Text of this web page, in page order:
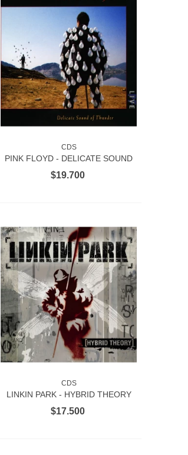
AÑADIR AL CARRITO
CDS
PINK FLOYD - DELICATE SOUND
OF THUNDER 2CD
$19.700
AÑADIR AL CARRITO
CDS
LINKIN PARK - HYBRID THEORY
2CD
$17.500